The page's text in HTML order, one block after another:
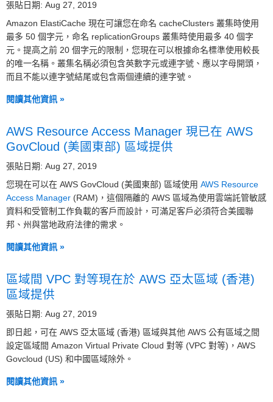
張貼日期: Aug 27, 2019
Amazon ElastiCache 現在可讓您在命名 cacheClusters 叢集時使用
最多 50 個字元，命名 replicationGroups 叢集時使用最多 40 個字
元。提高之前 20 個字元的限制，您現在可以根據命名標準使用較長
的唯一名稱。叢集名稱必須包含英數字元或連字號、應以字母開頭，
而且不能以連字號結尾或包含兩個連續的連字號。
閱讀其他資訊 »
AWS Resource Access Manager 現已在 AWS
GovCloud (美國東部) 區域提供
張貼日期: Aug 27, 2019
您現在可以在 AWS GovCloud (美國東部) 區域使用 AWS Resource
Access Manager (RAM)，這個隔離的 AWS 區域為使用雲端託管敏感
資料和受管制工作負載的客戶而設計，可滿足客戶必須符合美國聯
邦、州與當地政府法律的需求。
閱讀其他資訊 »
區域間 VPC 對等現在於 AWS 亞太區域 (香港)
區域提供
張貼日期: Aug 27, 2019
即日起，可在 AWS 亞太區域 (香港) 區域與其他 AWS 公有區域之間
設定區域間 Amazon Virtual Private Cloud 對等 (VPC 對等)，AWS
Govcloud (US) 和中國區域除外。
閱讀其他資訊 »